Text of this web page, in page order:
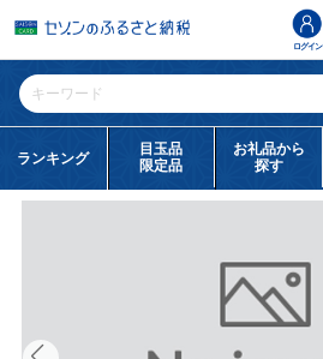
ログイン
ランキング
目玉品
限定品
お礼品から
探す